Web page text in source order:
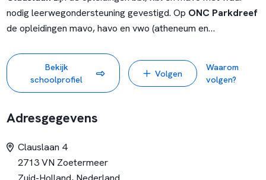
nodig leerwegondersteuning gevestigd. Op ONC Parkdreef
de opleidingen mavo, havo en vwo (atheneum en
Het ONC is een open, christelijke school met ruimte en
respect voor ieders overtuiging. Het is een persoonlijke
en mag zijn. De leerling krijgt bij ons volop de kans om
is om elke leerling een niveau te laten halen dat past bij zijn
of haar talent. Dit doen we door te variëren in
Bekijk
schoolprofiel
Volgen
Waarom
volgen?
Adresgegevens
Clauslaan 4
2713 VN Zoetermeer